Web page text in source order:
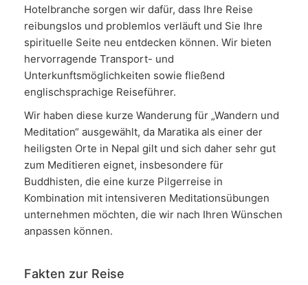
Hotelbranche sorgen wir dafür, dass Ihre Reise
reibungslos und problemlos verläuft und Sie Ihre
spirituelle Seite neu entdecken können. Wir bieten
hervorragende Transport- und
Unterkunftsmöglichkeiten sowie fließend
englischsprachige Reiseführer.
Wir haben diese kurze Wanderung für „Wandern und
Meditation“ ausgewählt, da Maratika als einer der
heiligsten Orte in Nepal gilt und sich daher sehr gut
zum Meditieren eignet, insbesondere für
Buddhisten, die eine kurze Pilgerreise in
Kombination mit intensiveren Meditationsübungen
unternehmen möchten, die wir nach Ihren Wünschen
anpassen können.
Fakten zur Reise